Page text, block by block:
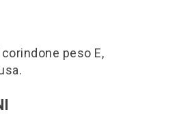
peso E,